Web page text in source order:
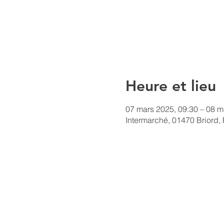
Heure et lieu
07 mars 2025, 09:30 – 08
Intermarché, 01470 Briord,